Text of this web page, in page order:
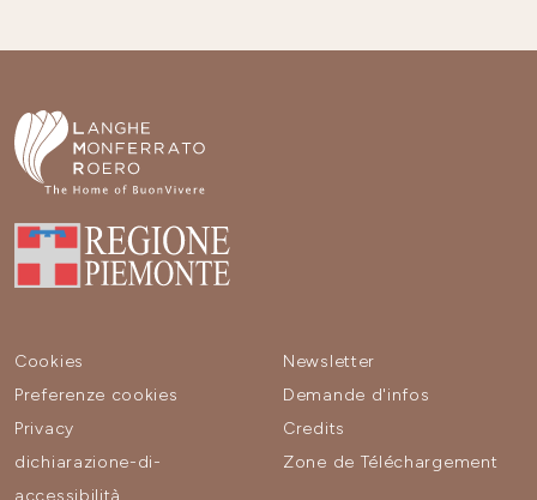
Cookies
Preferenze cookies
Privacy
dichiarazione-di-
Newsletter
Demande d'infos
Credits
Zone de Téléchargement